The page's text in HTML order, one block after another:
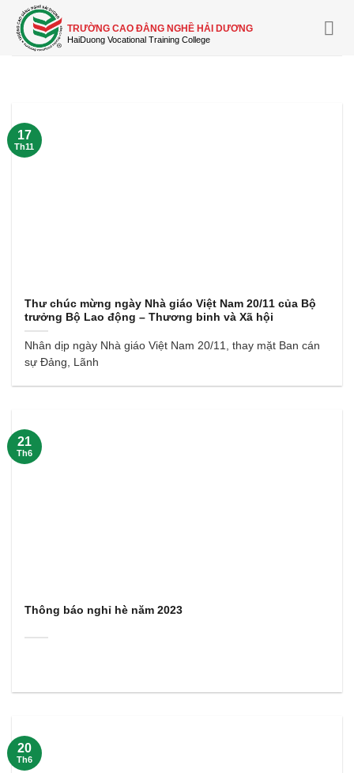
Skip
content
TRƯỜNG CAO ĐẲNG NGHỀ HẢI DƯƠNG
Thư chúc mừng ngày Nhà giáo Việt Nam 20/11 của Bộ
trưởng Bộ Lao động – Thương binh và Xã hội
Nhân dịp ngày Nhà giáo Việt Nam 20/11, thay mặt Ban cán
sự Đảng, Lãnh
17
Th11
Thông báo nghỉ hè năm 2023
21
Th6
20
Th6